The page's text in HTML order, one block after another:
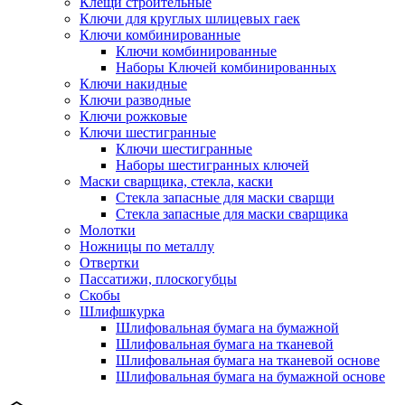
Ключи для круглых шлицевых гаек
Ключи комбинированные
Ключи комбинированные
Наборы Ключей комбинированных
Ключи накидные
Ключи разводные
Ключи рожковые
Ключи шестигранные
Ключи шестигранные
Наборы шестигранных ключей
Маски сварщика, стекла, каски
Стекла запасные для маски сварщи
Стекла запасные для маски сварщика
Молотки
Ножницы по металлу
Отвертки
Пассатижи, плоскогубцы
Скобы
Шлифшкурка
Шлифовальная бумага на бумажной
Шлифовальная бумага на тканевой
Шлифовальная бумага на тканевой основе
Шлифовальная бумага на бумажной основе